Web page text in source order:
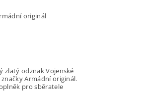
originál
zlatý odznak Vojenské
Armádní originál.
pro sběratele